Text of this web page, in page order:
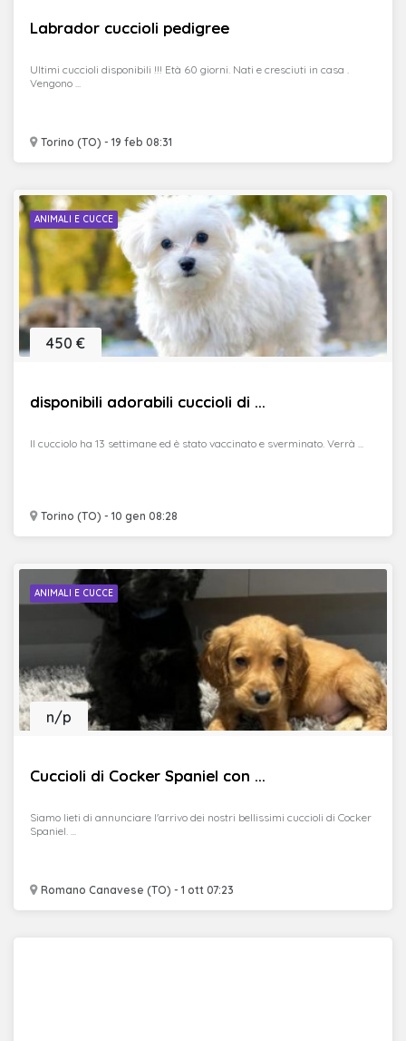
Labrador cuccioli pedigree
Torino (TO) - 19 feb 08:31
Ultimi cuccioli disponibili !!! Età 60 giorni. Nati e cresciuti in casa .
Vengono ...
ANIMALI E CUCCE
disponibili adorabili cuccioli di ...
Torino (TO) - 10 gen 08:28
450 €
Il cucciolo ha 13 settimane ed è stato vaccinato e sverminato. Verrà ...
ANIMALI E CUCCE
Cuccioli di Cocker Spaniel con ...
Romano Canavese (TO) - 1 ott 07:23
n/p
Siamo lieti di annunciare l'arrivo dei nostri bellissimi cuccioli di Cocker
Spaniel. ...